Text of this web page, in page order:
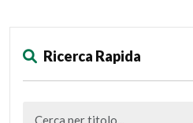
Ricerca Rapida